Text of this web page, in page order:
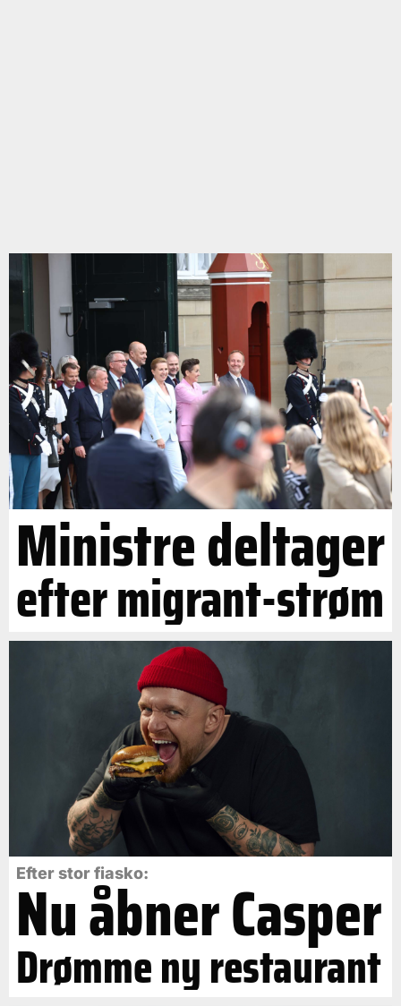
Ministre deltager
efter migrant-strøm
Efter stor fiasko:
Nu åbner Casper
Drømme ny restaurant